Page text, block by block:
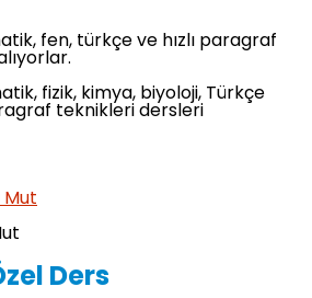
fen, türkçe ve hızlı paragraf
fizik, kimya, biyoloji, Türkçe
teknikleri dersleri
Ders